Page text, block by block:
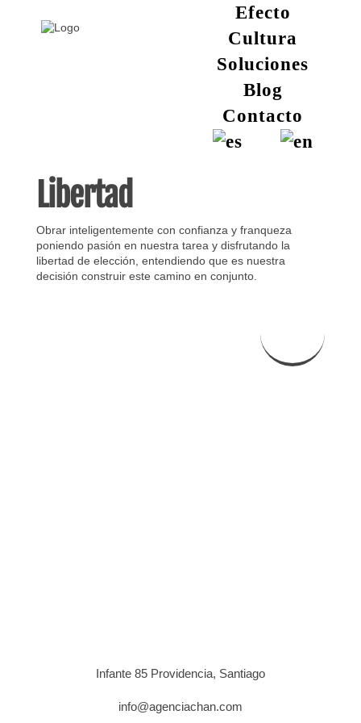
Efecto
Cultura
Soluciones
Blog
Contacto
Libertad
Obrar inteligentemente con confianza y franqueza
poniendo pasión en nuestra tarea y disfrutando la
libertad de elección, entendiendo que es nuestra
decisión construir este camino en conjunto.
Infante 85 Providencia, Santiago
info@agenciachan.com